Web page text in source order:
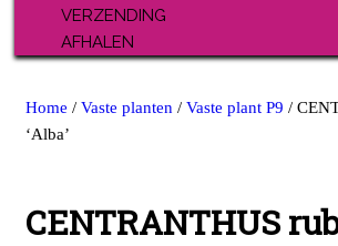
VERZENDING
AFHALEN
Home / Vaste planten / Vaste plant P9 /
‘Alba’
CENTRANTHUS